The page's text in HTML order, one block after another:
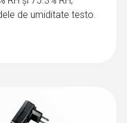
de umiditate testo.